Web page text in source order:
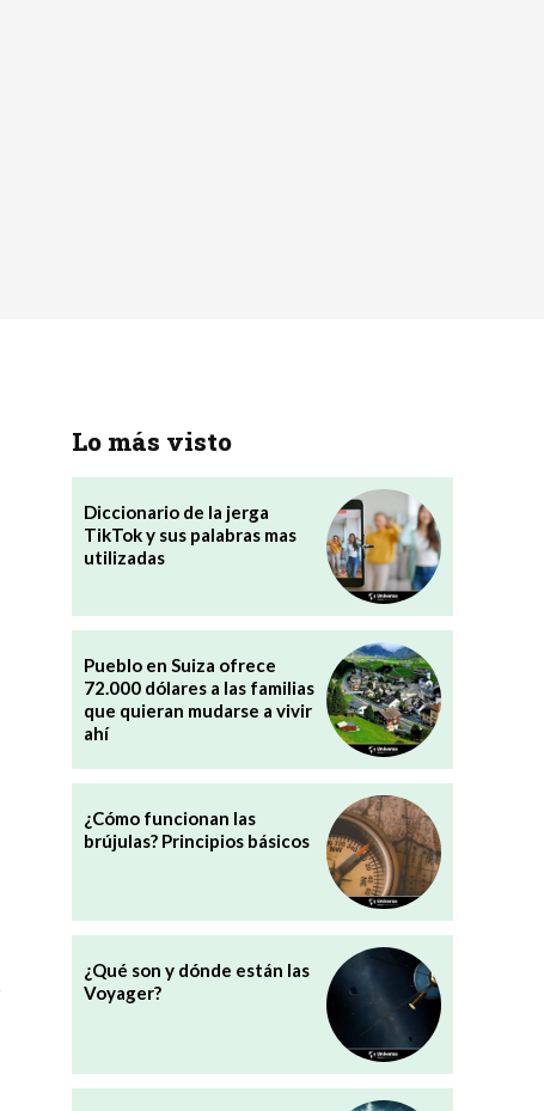
Lo más visto
Diccionario de la jerga
TikTok y sus palabras mas
utilizadas
Pueblo en Suiza ofrece
72.000 dólares a las familias
que quieran mudarse a vivir
ahí
¿Cómo funcionan las
brújulas? Principios básicos
¿Qué son y dónde están las
Voyager?